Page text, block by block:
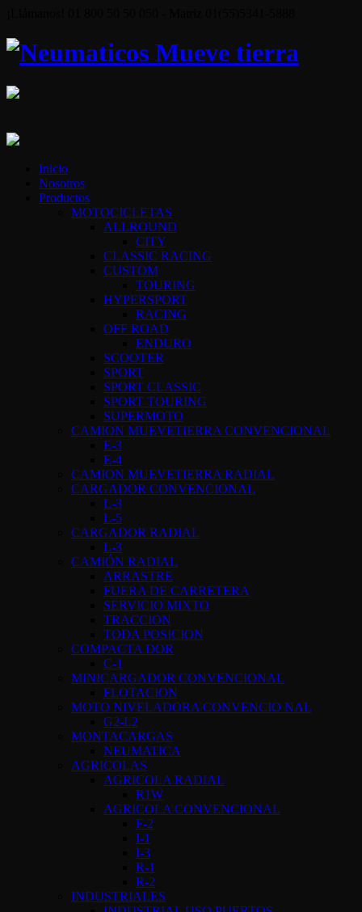
Inicio
Nosotros
Productos
MOTOCICLETAS
ALLROUND
CITY
CLASSIC RACING
CUSTOM
TOURING
HYPERSPORT
RACING
OFF ROAD
ENDURO
SCOOTER
SPORT
SPORT CLASSIC
SPORT TOURING
SUPERMOTO
CAMION MUEVETIERRA CONVENCIONAL
E-3
E-4
CAMION MUEVETIERRA RADIAL
CARGADOR CONVENCIONAL
L-3
L-5
CARGADOR RADIAL
L-3
CAMIÓN RADIAL
ARRASTRE
FUERA DE CARRETERA
SERVICIO MIXTO
TRACCION
TODA POSICION
COMPACTA DOR
C-1
MINICARGADOR CONVENCIONAL
FLOTACION
MOTO NIVELADORA CONVENCIO NAL
G2-L2
MONTACARGAS
NEUMATICA
AGRICOLAS
AGRICOLA RADIAL
R1W
AGRICOLA CONVENCIONAL
F-2
I-1
I-3
R-1
R-2
INDUSTRIALES